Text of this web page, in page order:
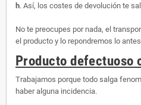
h. Así, los costes de devolución te
No te preocupes por nada, el
el producto y lo repondremos lo
Producto defectuoso
Trabajamos porque todo salga
haber alguna incidencia.